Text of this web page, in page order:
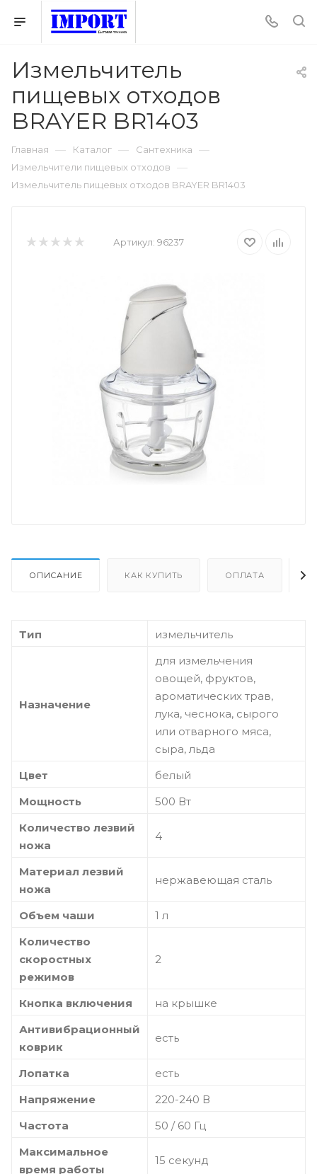
Измельчитель
пищевых отходов
BRAYER BR1403
Главная — Каталог — Сантехника —
Измельчители пищевых отходов —
Измельчитель пищевых отходов BRAYER BR1403
Артикул: 96237
ОПИСАНИЕ КАК КУПИТЬ ОПЛАТА
Тип измельчитель
Назначение
для измельчения
овощей, фруктов,
ароматических трав,
лука, чеснока, сырого
или отварного мяса,
сыра, льда
Цвет
белый
Мощность
500 Вт
Количество лезвий
ножа
4
Материал лезвий
ножа
нержавеющая сталь
Объем чаши
1 л
Количество
скоростных
режимов
2
Кнопка включения
на крышке
Антивибрационный
коврик
есть
Лопатка
есть
Напряжение
220-240 В
Частота
50 / 60 Гц
Максимальное
время работы
15 секунд